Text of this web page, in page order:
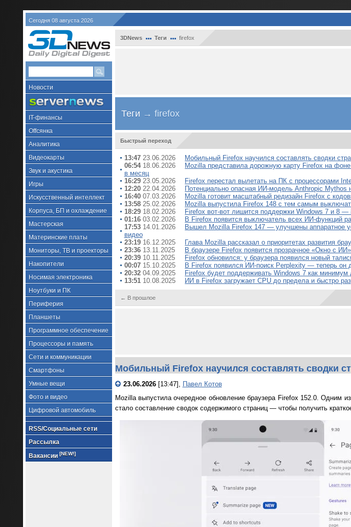
Сегодня 08 августа 2026
Новости
IT-финансы
Offсянка
Аналитика
Видеокарты
Звук и акустика
Игры
Искусственный интеллект
Корпуса, БП и охлаждение
Мастерская
Материнские платы
Мониторы, ТВ и проекторы
Накопители
Носимая электроника
Ноутбуки и ПК
Периферия
Планшеты
Программное обеспечение
Процессоры и память
Сети и коммуникации
Смартфоны
Умные вещи
Фото и видео
Цифровой автомобиль
RSS/Социальные сети
Рассылка
Вакансии [NEW!]
3DNews Теги firefox
Теги → firefox
Быстрый переход
13:4723.06.2026
Мобильный Firefox научился составлять сводки
06:5418.06.2026
Mozilla представила дорожную карту Firefox на
в месяц
16:2923.05.2026
Firefox перестал вылетать на ПК с процессорами
12:2022.04.2026
Потенциально опасная ИИ-модель Anthropic Mythos
16:4007.03.2026
Mozilla готовит масштабный редизайн Firefox с
13:5825.02.2026
Mozilla выпустила Firefox 148 с тем самым
18:2918.02.2026
Firefox вот-вот лишится поддержки Windows 7 и 8
01:1603.02.2026
В Firefox появится выключатель всех ИИ-функций
17:5314.01.2026
Вышел Mozilla Firefox 147 — улучшены аппаратное
видео
23:1916.12.2025
Глава Mozilla рассказал о приоритетах развития
23:3613.11.2025
В браузере Firefox появится прозрачное «Окно с
20:3910.11.2025
Firefox обновился: у браузера появился новый
00:0715.10.2025
В Firefox появился ИИ-поиск Perplexity — теперь он
20:3204.09.2025
Firefox будет поддерживать Windows 7 как минимум
13:5110.08.2025 ИИ в Firefox загружает CPU до предела и быстро
← В прошлое
Мобильный Firefox научился составлять сводки
23.06.2026[13:47], Павел Котов
Mozilla выпустила очередное обновление браузера Firefox 152.0. Одним
стало составление сводок содержимого страниц — чтобы получить